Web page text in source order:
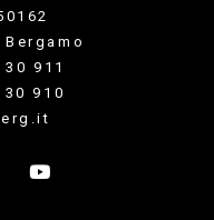
911
910